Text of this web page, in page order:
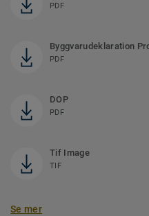
PDF
Byggvarudeklaration
PDF
DOP
PDF
Tif Image
TIF
Se mer